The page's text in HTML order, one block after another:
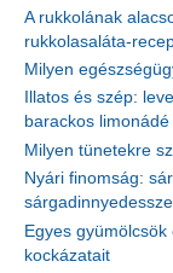
A rukkolának
rukkolasaláta-
Milyen
Illatos és szép:
barackos limonádé
Milyen tünetekre
Nyári finomság:
Egyes
kockázatait